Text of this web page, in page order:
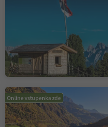
10
Online vstupenka zde A